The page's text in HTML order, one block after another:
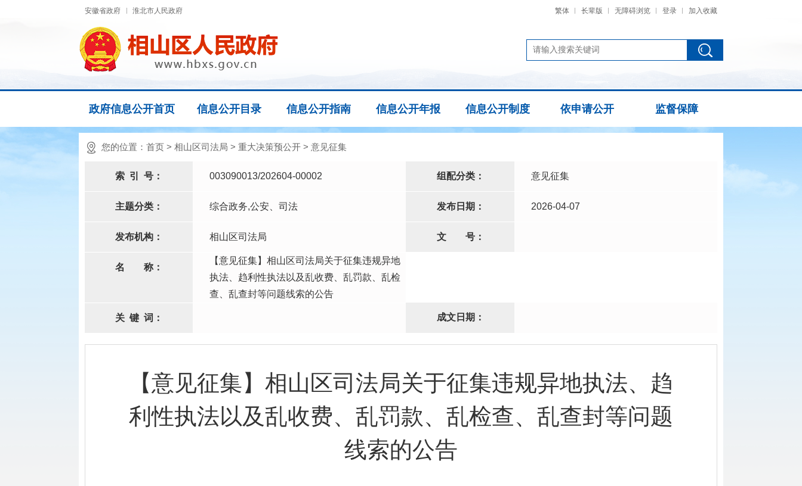
安徽省政府 淮北市人民政府 繁体 长辈版 无障碍浏览 登录 加入收藏
政府信息公开首页 信息公开目录 信息公开指南 信息公开年报 信息公开制度 依申请公开 监督保障
您的位置： 首页 > 相山区司法局 > 重大决策预公开 > 意见征集
索 引 号： 003090013/202604-00002 组配分类： 意见征集
主题分类： 综合政务,公安、司法 发布日期： 2026-04-07
发布机构： 相山区司法局 文 号：
名 称：
【意见征集】相山区司法局关于征集违规异地
执法、趋利性执法以及乱收费、乱罚款、乱检
查、乱查封等问题线索的公告
关 键 词： 成文日期：
【意见征集】相山区司法局关于征集违规异地执法、趋
利性执法以及乱收费、乱罚款、乱检查、乱查封等问题
线索的公告